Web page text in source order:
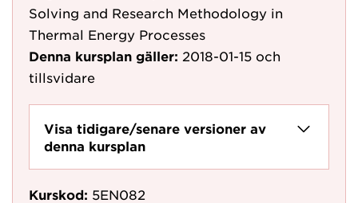
Solving and Research Methodology in
Thermal Energy Processes
Denna kursplan gäller: 2018-01-15 och
tillsvidare
Visa tidigare/senare versioner av
denna kursplan
Kurskod: 5EN082